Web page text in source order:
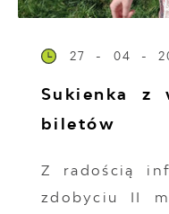
27 - 04 -
Sukienka z
biletów
Z radością
zdobyciu II